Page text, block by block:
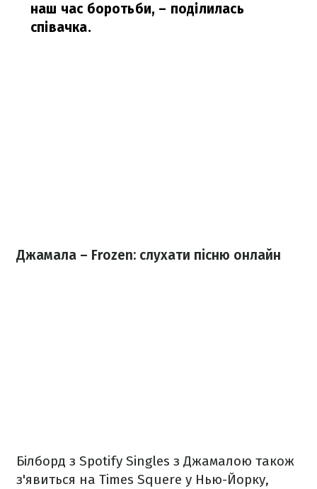
наш час боротьби, – поділилась
співачка.
Джамала – Frozen: слухати пісню онлайн
Білборд з Spotify Singles з Джамалою також
з'явиться на Times Squere у Нью-Йорку,